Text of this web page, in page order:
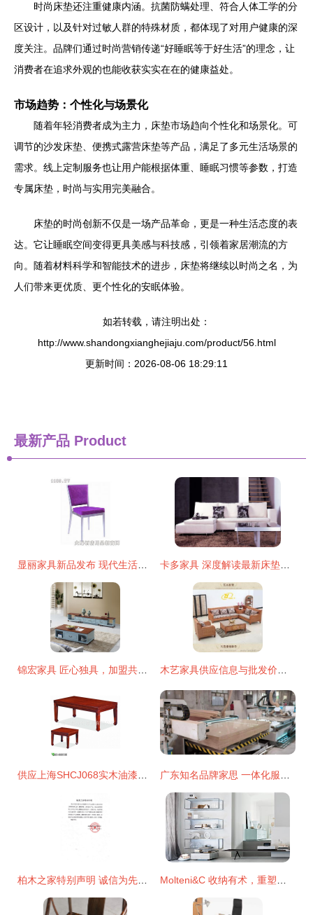
时尚床垫还注重健康内涵。抗菌防螨处理、符合人体工学的分
区设计，以及针对过敏人群的特殊材质，都体现了对用户健康的深
度关注。品牌们通过时尚营销传递“好睡眠等于好生活”的理念，让
消费者在追求外观的也能收获实实在在的健康益处。
市场趋势：个性化与场景化
随着年轻消费者成为主力，床垫市场趋向个性化和场景化。可
调节的沙发床垫、便携式露营床垫等产品，满足了多元生活场景的
需求。线上定制服务也让用户能根据体重、睡眠习惯等参数，打造
专属床垫，时尚与实用完美融合。
床垫的时尚创新不仅是一场产品革命，更是一种生活态度的表
达。它让睡眠空间变得更具美感与科技感，引领着家居潮流的方
向。随着材料科学和智能技术的进步，床垫将继续以时尚之名，为
人们带来更优质、更个性化的安眠体验。
如若转载，请注明出处：
http://www.shandongxianghejiaju.com/product/56.html
更新时间：2026-08-06 18:29:11
最新产品 Product